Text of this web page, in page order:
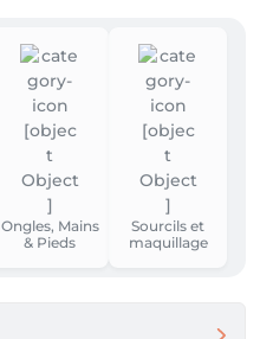
Ongles, Mains
& Pieds
Sourcils et
maquillage